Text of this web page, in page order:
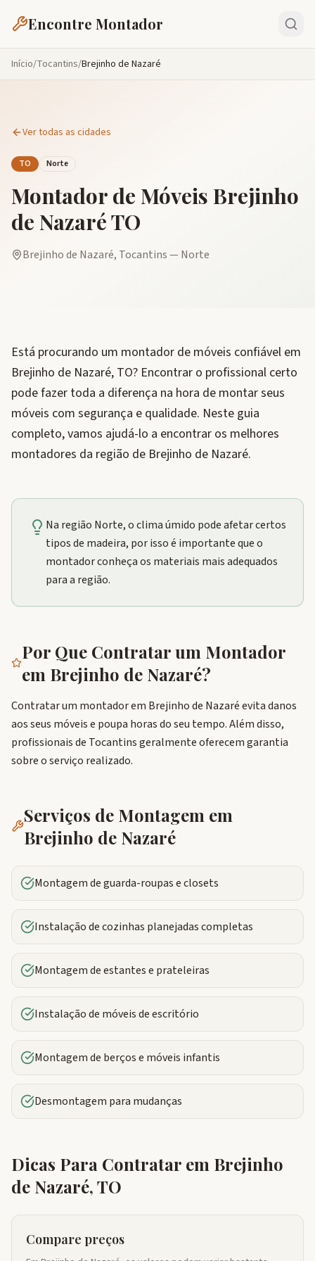
Encontre Montador
Início/Tocantins/Brejinho de Nazaré
Ver todas as cidades
TO Norte
Montador de Móveis Brejinho
de NazaréTO
Brejinho de Nazaré, Tocantins— Norte
Está procurando um montador de móveis confiável em
Brejinho de Nazaré, TO? Encontrar o profissional certo
pode fazer toda a diferença na hora de montar seus
móveis com segurança e qualidade. Neste guia
completo, vamos ajudá-lo a encontrar os melhores
montadores da região de Brejinho de Nazaré.
Na região Norte, o clima úmido pode afetar certos
tipos de madeira, por isso é importante que o
montador conheça os materiais mais adequados
para a região.
Por Que Contratar um Montador
em Brejinho de Nazaré?
Contratar um montador em Brejinho de Nazaré evita danos
aos seus móveis e poupa horas do seu tempo. Além disso,
profissionais de Tocantins geralmente oferecem garantia
sobre o serviço realizado.
Serviços de Montagem em
Brejinho de Nazaré
Montagem de guarda-roupas e closets
Instalação de cozinhas planejadas completas
Montagem de estantes e prateleiras
Instalação de móveis de escritório
Montagem de berços e móveis infantis
Desmontagem para mudanças
Dicas Para Contratar em Brejinho
de Nazaré,TO
Compare preços